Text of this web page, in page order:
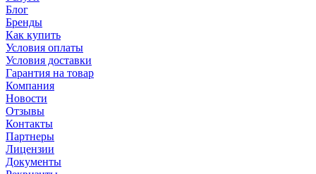
Блог
Бренды
Как купить
Условия оплаты
Условия доставки
Гарантия на товар
Компания
Новости
Отзывы
Контакты
Партнеры
Лицензии
Документы